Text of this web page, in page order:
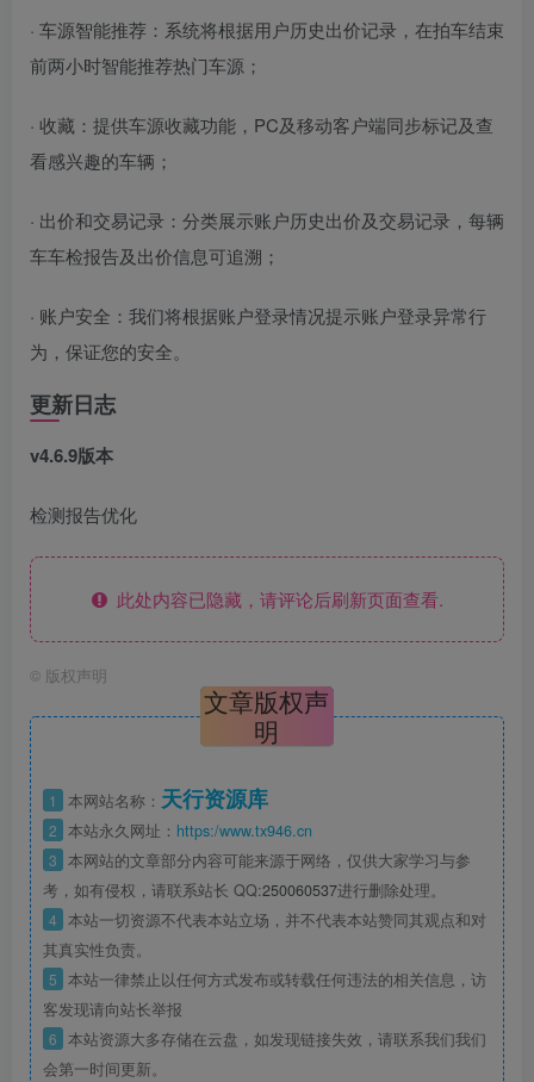
· 车源智能推荐：系统将根据用户历史出价记录，在拍车结束
前两小时智能推荐热门车源；
· 收藏：提供车源收藏功能，PC及移动客户端同步标记及查
看感兴趣的车辆；
· 出价和交易记录：分类展示账户历史出价及交易记录，每辆
车车检报告及出价信息可追溯；
· 账户安全：我们将根据账户登录情况提示账户登录异常行
为，保证您的安全。
更新日志
v4.6.9版本
检测报告优化
此处内容已隐藏，请评论后刷新页面查看.
© 版权声明
文章版权声
明
1 本网站名称： 天行资源库
2 本站永久网址： https:/www.tx946.cn
3 本网站的文章部分内容可能来源于网络，仅供大家学习与参
考，如有侵权，请联系站长 QQ:250060537进行删除处理。
4 本站一切资源不代表本站立场，并不代表本站赞同其观点和对
其真实性负责。
5 本站一律禁止以任何方式发布或转载任何违法的相关信息，访
客发现请向站长举报
6 本站资源大多存储在云盘，如发现链接失效，请联系我们我们
会第一时间更新。